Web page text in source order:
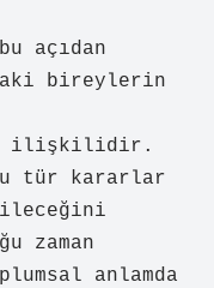
açıdan
bireylerin
ilişkilidir.
tür kararlar
zaman
anlamda